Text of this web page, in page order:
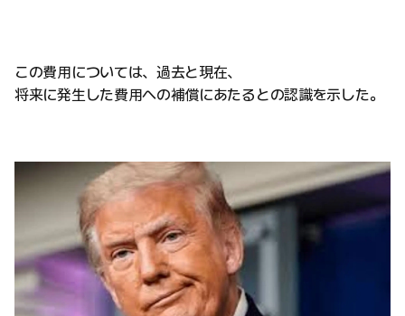
この費用については、過去と現在、
将来に発生した費用への補償にあたるとの認識を示した。